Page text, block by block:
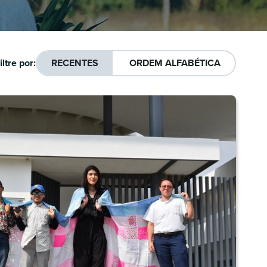
por: RECENTES ORDEM ALFABÉTICA
APLICAR FILTRO